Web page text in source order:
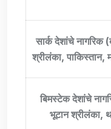
सार्क देशांचे नागरिक
श्रीलंका, पाकिस्तान,
बिमस्टेक देशांचे
भूटान श्रीलंका,